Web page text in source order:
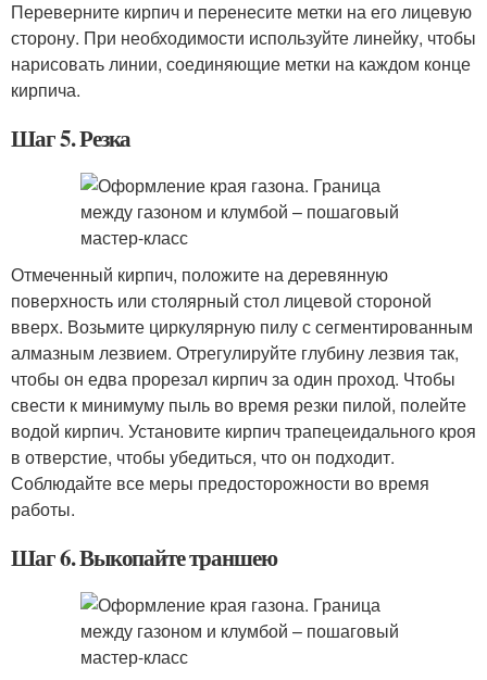
Переверните кирпич и перенесите метки на его лицевую
сторону. При необходимости используйте линейку, чтобы
нарисовать линии, соединяющие метки на каждом конце
кирпича.
Шаг 5. Резка
Отмеченный кирпич, положите на деревянную
поверхность или столярный стол лицевой стороной
вверх. Возьмите циркулярную пилу с сегментированным
алмазным лезвием. Отрегулируйте глубину лезвия так,
чтобы он едва прорезал кирпич за один проход. Чтобы
свести к минимуму пыль во время резки пилой, полейте
водой кирпич. Установите кирпич трапецеидального кроя
в отверстие, чтобы убедиться, что он подходит.
Соблюдайте все меры предосторожности во время
работы.
Шаг 6. Выкопайте траншею